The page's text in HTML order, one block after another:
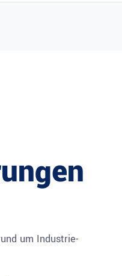
um Industrie-